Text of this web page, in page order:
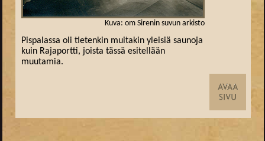
Kuva: om Sirenin suvun arkisto
Pispalassa oli tietenkin muitakin yleisiä saunoja
kuin Rajaportti, joista tässä esitellään
muutamia.